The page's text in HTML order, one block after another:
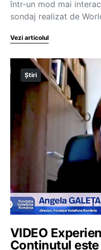
într-un mod mai
sondaj realizat de
Vezi articolul
Știri
VIDEO
Conținutul